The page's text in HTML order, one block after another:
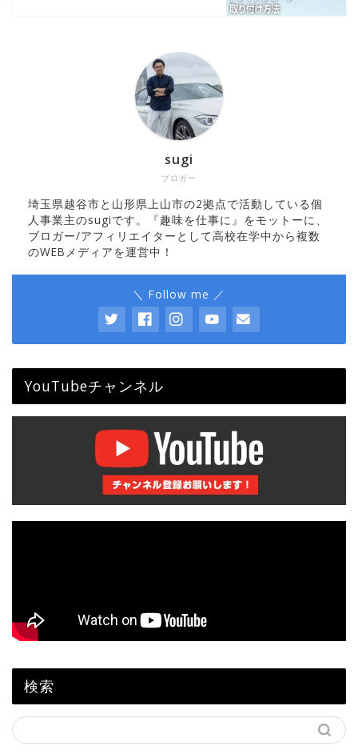
ブロガー
sugi
埼玉県越谷市と山形県上山市の2拠点で活動している個
人事業主のsugiです。『趣味を仕事に』をモットーに、
ブロガー/アフィリエイターとして高校在学中から複数
のWEBメディアを運営中！
＼ Follow me ／
YouTubeチャンネル
検索